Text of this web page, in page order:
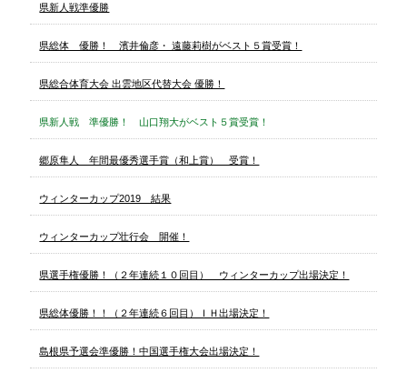
県新人戦準優勝
県総体 優勝！ 濱井倫彦・ 遠藤莉樹がベスト５賞受賞！
県総合体育大会 出雲地区代替大会 優勝！
県新人戦 準優勝！ 山口翔大がベスト５賞受賞！
郷原隼人 年間最優秀選手賞（和上賞） 受賞！
ウィンターカップ2019 結果
ウィンターカップ壮行会 開催！
県選手権優勝！（２年連続１０回目） ウィンターカップ出場決定！
県総体優勝！！（２年連続６回目）ＩＨ出場決定！
島根県予選会準優勝！中国選手権大会出場決定！